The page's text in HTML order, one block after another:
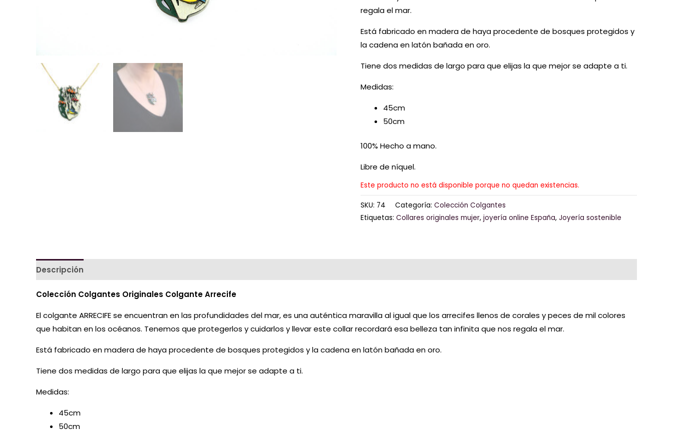
regala el mar.
Está fabricado en madera de haya procedente de bosques protegidos y
la cadena en latón bañada en oro.
Tiene dos medidas de largo para que elijas la que mejor se adapte a ti.
Medidas:
45cm
50cm
100% Hecho a mano.
Libre de níquel.
Este producto no está disponible porque no quedan existencias.
SKU: 74 Categoría: Colección Colgantes
Etiquetas: Collares originales mujer, joyería online España, Joyería sostenible
Descripción
Colección Colgantes Originales Colgante Arrecife
El colgante ARRECIFE se encuentran en las profundidades del mar, es una auténtica maravilla al igual que los arrecifes llenos de corales y peces de mil colores
que habitan en los océanos. Tenemos que protegerlos y cuidarlos y llevar este collar recordará esa belleza tan infinita que nos regala el mar.
Está fabricado en madera de haya procedente de bosques protegidos y la cadena en latón bañada en oro.
Tiene dos medidas de largo para que elijas la que mejor se adapte a ti.
Medidas:
45cm
50cm